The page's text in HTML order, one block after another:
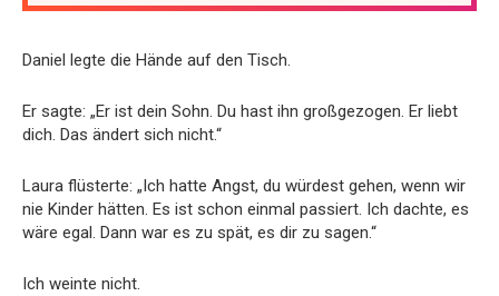
Daniel legte die Hände auf den Tisch.
Er sagte: „Er ist dein Sohn. Du hast ihn großgezogen. Er liebt
dich. Das ändert sich nicht.“
Laura flüsterte: „Ich hatte Angst, du würdest gehen, wenn wir
nie Kinder hätten. Es ist schon einmal passiert. Ich dachte, es
wäre egal. Dann war es zu spät, es dir zu sagen.“
Ich weinte nicht.